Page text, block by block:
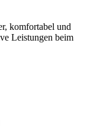
komfortabel und
Leistungen beim